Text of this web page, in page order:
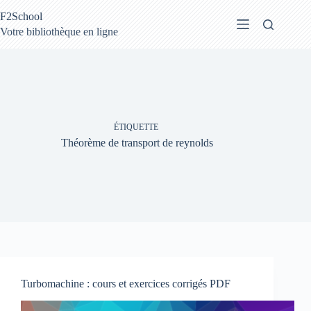
au
contenu
F2School
Votre bibliothèque en ligne
ÉTIQUETTE
Théorème de transport de reynolds
Turbomachine : cours et exercices corrigés PDF